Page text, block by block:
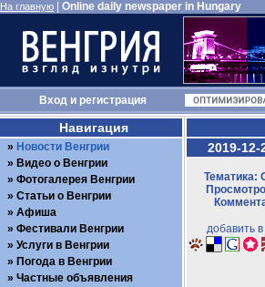
На главную Online daily newspaper in Hungary
Входи регистрация
2019-12-
Тематика:
добавить в
Навигация
Новости Венгрии
Видео о Венгрии
Фотогалерея Венгрии
Статьи о Венгрии
Афиша
Фестивали Венгрии
Услуги в Венгрии
Погода в Венгрии
Частные объявления